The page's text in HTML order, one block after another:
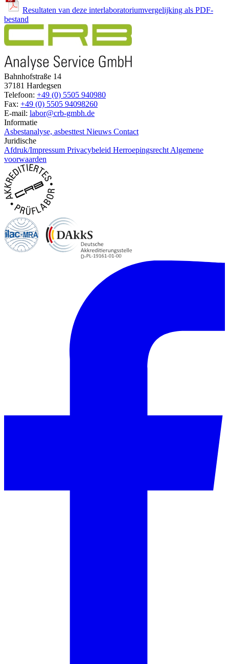
Resultaten van deze interlaboratoriumvergelijking als PDF-
bestand
Bahnhofstraße 14
37181 Hardegsen
Telefoon: +49 (0) 5505 940980
Fax: +49 (0) 5505 94098260
E-mail: labor@crb-gmbh.de
Informatie
Asbestanalyse, asbesttest Nieuws Contact
Juridische
Afdruk/Impressum Privacybeleid Herroepingsrecht Algemene
voorwaarden